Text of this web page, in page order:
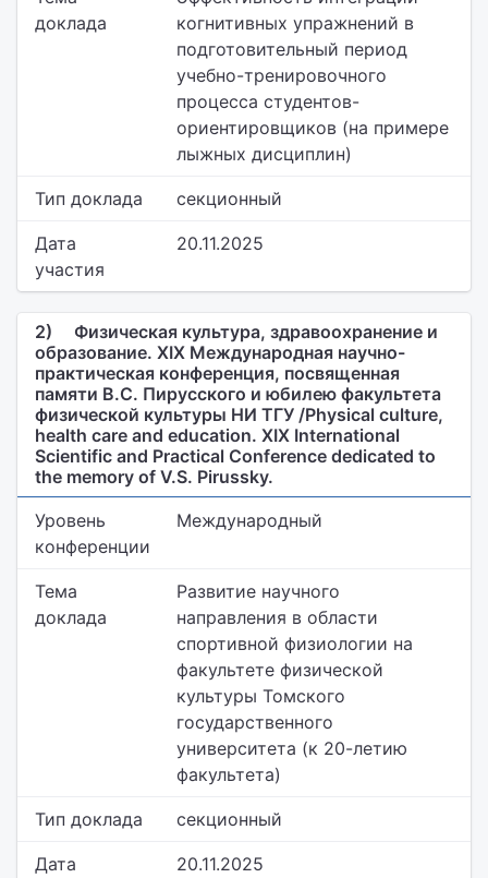
доклада
когнитивных упражнений в
подготовительный период
учебно-тренировочного
процесса студентов-
ориентировщиков (на примере
лыжных дисциплин)
Тип доклада секционный
Дата
участия
20.11.2025
2)
Физическая культура, здравоохранение и
образование. XIX Международная научно-
практическая конференция, посвященная
памяти В.С. Пирусского и юбилею факультета
физической культуры НИ ТГУ /Physical culture,
health care and education. XIX International
Scientific and Practical Conference dedicated to
the memory of V.S. Pirussky.
Уровень
конференции
Международный
Тема
доклада
Развитие научного
направления в области
спортивной физиологии на
факультете физической
культуры Томского
государственного
университета (к 20-летию
факультета)
Тип доклада секционный
Дата
20.11.2025